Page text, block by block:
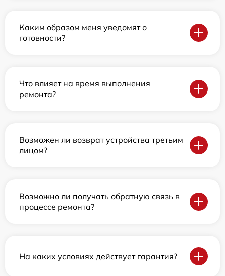
Каким образом меня уведомят о
готовности?
Что влияет на время выполнения
ремонта?
Возможен ли возврат устройства третьим
лицом?
Возможно ли получать обратную связь в
процессе ремонта?
На каких условиях действует гарантия?